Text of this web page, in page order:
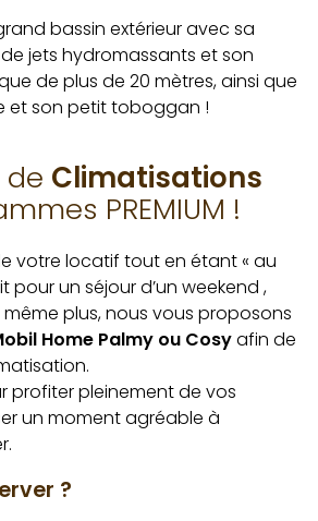
bassin extérieur avec sa
jets hydromassants et son
de plus de 20 mètres, ainsi que
et son petit toboggan !
de Climatisations
PREMIUM !
votre locatif tout en étant « au
pour un séjour d’un weekend ,
même plus, nous vous proposons
Home Palmy ou Cosyafin de
profiter pleinement de vos
un moment agréable à
?